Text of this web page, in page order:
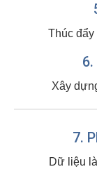
Thúc đẩy
Xây
7.
Dữ liệu